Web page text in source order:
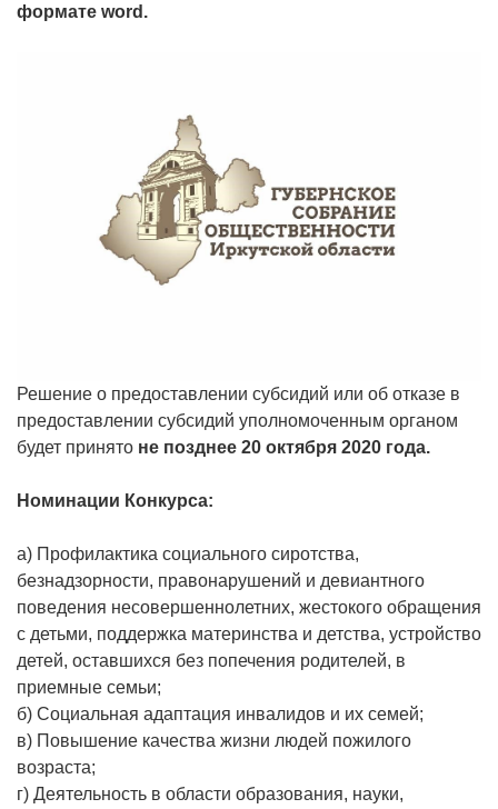
формате word.
Решение о предоставлении субсидий или об отказе в
предоставлении субсидий уполномоченным органом
будет принято не позднее 20 октября 2020 года.
Номинации Конкурса:
а) Профилактика социального сиротства,
безнадзорности, правонарушений и девиантного
поведения несовершеннолетних, жестокого обращения
с детьми, поддержка материнства и детства, устройство
детей, оставшихся без попечения родителей, в
приемные семьи;
б) Социальная адаптация инвалидов и их семей;
в) Повышение качества жизни людей пожилого
возраста;
г) Деятельность в области образования, науки,